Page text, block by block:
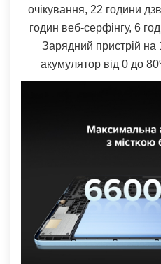
очікування, 22 години
годин веб-серфінгу, 6
Зарядний пристрій на
акумулятор від 0 до